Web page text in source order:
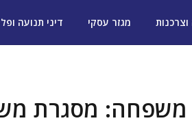
מגזר עסקי דיני תנועה
משפחה: מסגרת